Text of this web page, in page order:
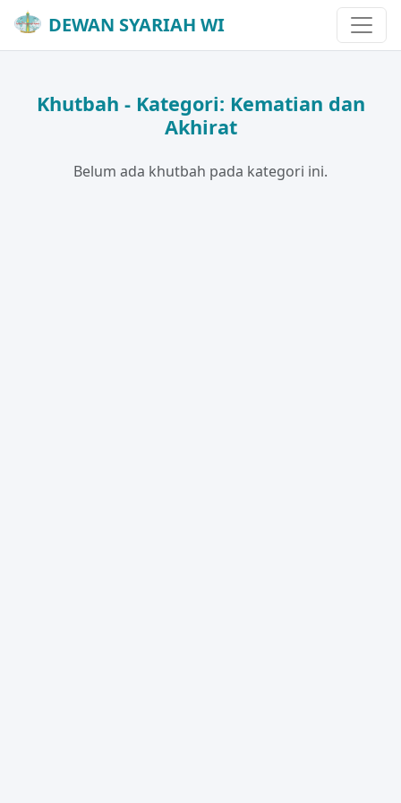
DEWAN SYARIAH WI
Khutbah - Kategori: Kematian dan
Akhirat
Belum ada khutbah pada kategori ini.